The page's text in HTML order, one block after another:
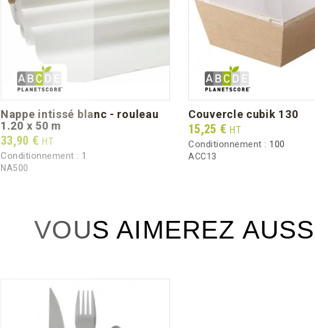
nappe intissé blanc - rouleau
1.20 x 50 m
Prix
33,90 € HT
Conditionnement : 1
NA500
couvercle cubik 130
Prix
15,25 € HT
Conditionnement : 100
ACC13
VOUS AIMEREZ